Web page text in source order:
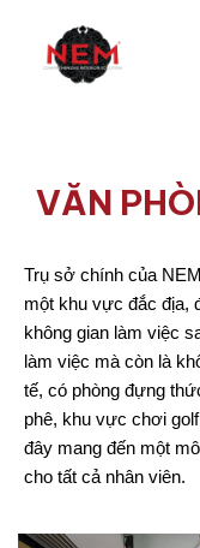
VĂN
Trụ sở chính của
một khu vực đắc địa,
không gian làm việc
làm việc mà còn là
tế, có phòng đựng
phê, khu vực chơi
đây mang đến một
cho tất cả nhân viên.